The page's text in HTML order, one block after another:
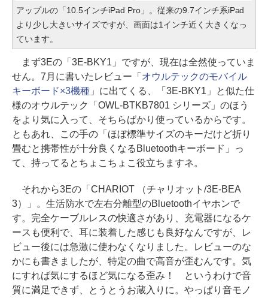
アップルの「10.5インチiPad Pro」。従来の9.7インチ系iPad
より少し大きいサイズですが、画面は1インチ近く大きくなっ
ています。
まず3Eの「3E-BKY1」ですが、現在は全然使っていま
せん。7月に書いたレビュー「 オウルテックのモバイル
キーボード×3機種」に出てくる、「3E-BKY1」と似た仕
様のオウルテック「OWL-BTKB7801 シリーズ」のほう
をより気に入って、そちらばかり使っているからです。
ともあれ、この手の「ほぼ標準サイズのキーだけど折り
畳むと携帯性が十分良くなるBluetoothキーボード」っ
て、持ってるとちょこちょこ役立ちますネ。
それから3Eの「CHARIOT （チャリオット/3E-BEA
3）」。生活防水で左右分離型のBluetoothイヤホンで
す。完全ケーブルレスの快適さがあり、充電器になるケ
ースも便利で、耳に装着した感じも良好なんですが、レ
ビュー後には急激に使わなくなりました。レビューのな
かにも書きましたが、特定の曲で高音が歪むんです。気
にすれば気にするほど気になる歪み！ というわけで音
質に満足できず、とうとうお蔵入りに。やっぱり音モノ